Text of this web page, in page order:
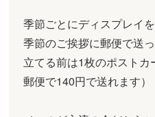
季節ごとにディスプレイ
季節のご挨拶に郵便で送
立てる前は1枚のポスト
郵便で140円で送れます）